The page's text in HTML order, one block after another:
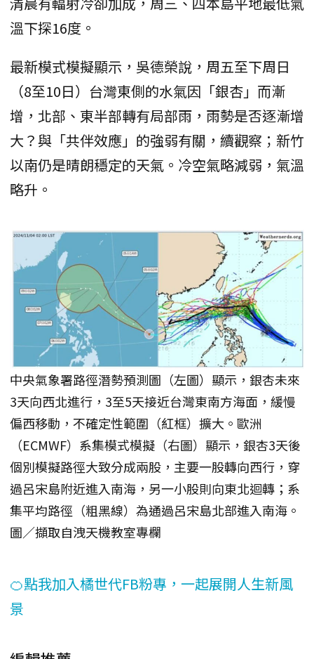
溫下探16度。
最新模式模擬顯示，吳德榮說，周五至下周日
（8至10日）台灣東側的水氣因「銀杏」而漸
增，北部、東半部轉有局部雨，雨勢是否逐漸增
大？與「共伴效應」的強弱有關，續觀察；新竹
以南仍是晴朗穩定的天氣。冷空氣略減弱，氣溫
略升。
中央氣象署路徑潛勢預測圖（左圖）顯示，銀杏未來
3天向西北進行，3至5天接近台灣東南方海面，緩慢
偏西移動，不確定性範圍（紅框）擴大。歐洲
（ECMWF）系集模式模擬（右圖）顯示，銀杏3天後
個別模擬路徑大致分成兩股，主要一股轉向西行，穿
過呂宋島附近進入南海，另一小股則向東北迴轉；系
集平均路徑（粗黑線）為通過呂宋島北部進入南海。
圖／擷取自洩天機教室專欄
🍊點我加入橘世代FB粉專，一起展開人生新風
景